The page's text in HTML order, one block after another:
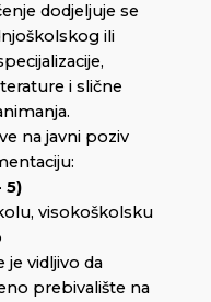
dodjeljuje se
ili
i slične
na javni poziv
5)
visokoškolsku
vidljivo da
prebivalište na